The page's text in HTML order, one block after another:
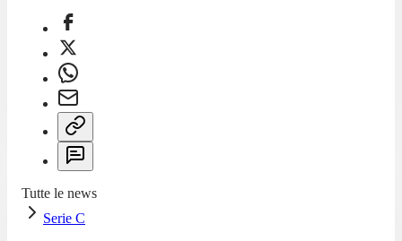
Tutte le news
Serie C